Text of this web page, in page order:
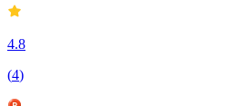
4.8
(4)